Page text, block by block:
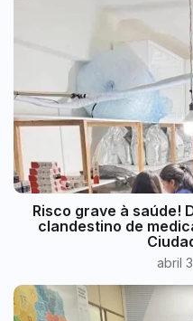
Risco grave à saúde!
clandestino de
abril